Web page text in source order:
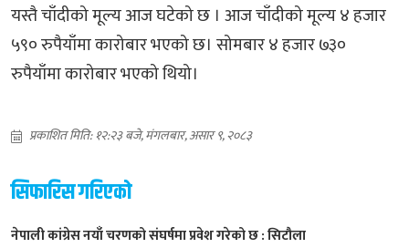
यस्तै चाँदीको मूल्य आज घटेको छ । आज चाँदीको मूल्य ४ हजार
५९० रुपैयाँमा कारोबार भएको छ। सोमबार ४ हजार ७३०
रुपैयाँमा कारोबार भएको थियो।
प्रकाशित मिति: १२:२३ बजे, मंगलबार, असार ९, २०८३
सिफारिस गरिएको
नेपाली कांग्रेस नयाँ चरणको संघर्षमा प्रवेश गरेको छ : सिटौला